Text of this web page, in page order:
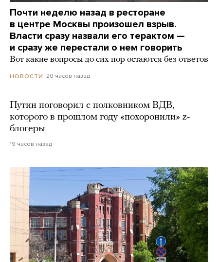
Почти неделю назад в ресторане
в центре Москвы произошел взрыв.
Власти сразу назвали его терактом —
и сразу же перестали о нем говорить
Вот какие вопросы до сих пор остаются без ответов
НОВОСТИ 20 часов назад
Путин поговорил с полковником ВДВ,
которого в прошлом году «похоронили» z-
блогеры
19 часов назад